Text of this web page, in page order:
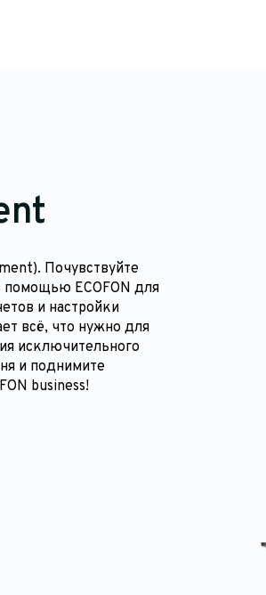
Почувствуйте
помощью ECOFON для
и настройки
всё, что нужно для
исключительного
и поднимите
business!